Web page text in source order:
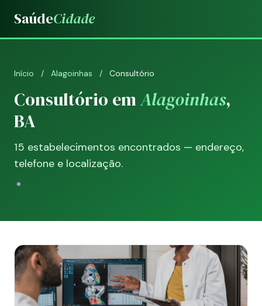
SaúdeCidade
Início / Alagoinhas / Consultório
Consultório emAlagoinhas,
BA
15 estabelecimentos encontrados — endereço,
telefone e localização.